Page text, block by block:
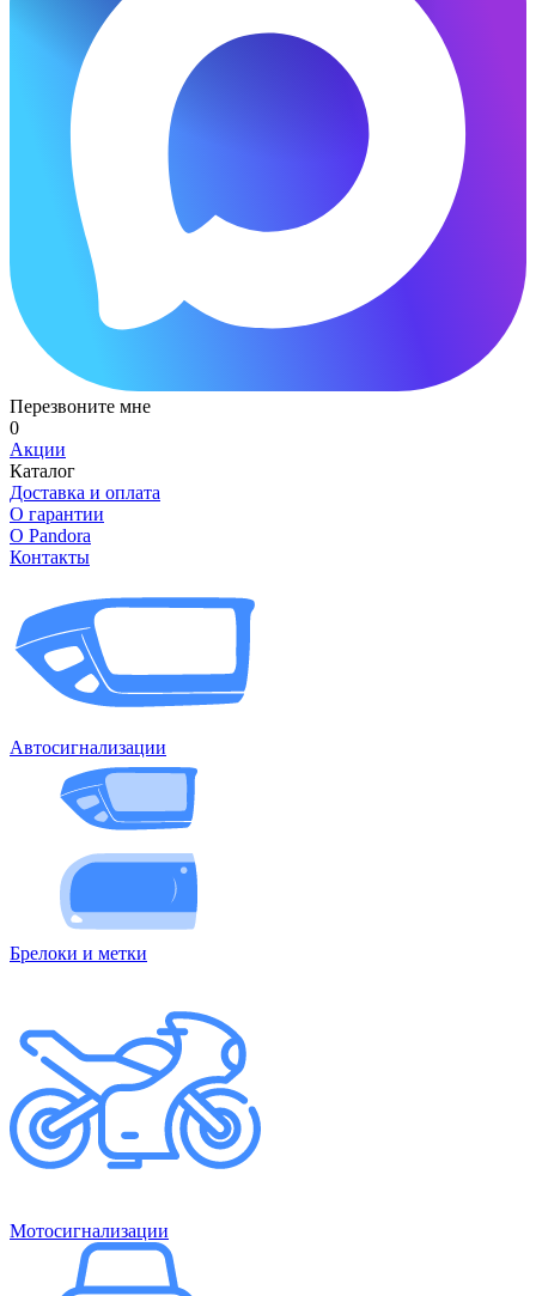
Перезвоните мне
0
Акции
Каталог
Доставка и оплата
О гарантии
О Pandora
Контакты
Автосигнализации
Брелоки и метки
Мотосигнализации